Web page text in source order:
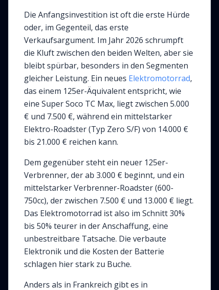
Die Anfangsinvestition ist oft die erste Hürde
oder, im Gegenteil, das erste
Verkaufsargument. Im Jahr 2026 schrumpft
die Kluft zwischen den beiden Welten, aber sie
bleibt spürbar, besonders in den Segmenten
gleicher Leistung. Ein neues Elektromotorrad,
das einem 125er-Äquivalent entspricht, wie
eine Super Soco TC Max, liegt zwischen 5.000
€ und 7.500 €, während ein mittelstarker
Elektro-Roadster (Typ Zero S/F) von 14.000 €
bis 21.000 € reichen kann.
Dem gegenüber steht ein neuer 125er-
Verbrenner, der ab 3.000 € beginnt, und ein
mittelstarker Verbrenner-Roadster (600-
750cc), der zwischen 7.500 € und 13.000 € liegt.
Das Elektromotorrad ist also im Schnitt 30%
bis 50% teurer in der Anschaffung, eine
unbestreitbare Tatsache. Die verbaute
Elektronik und die Kosten der Batterie
schlagen hier stark zu Buche.
Anders als in Frankreich gibt es in